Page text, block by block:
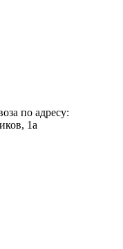
по адресу:
1а